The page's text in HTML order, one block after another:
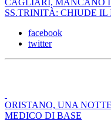
CAGLIARI, MANCANO
SS.TRINITÀ: CHIUDE IL
facebook
twitter
ORISTANO, UNA
MEDICO DI BASE